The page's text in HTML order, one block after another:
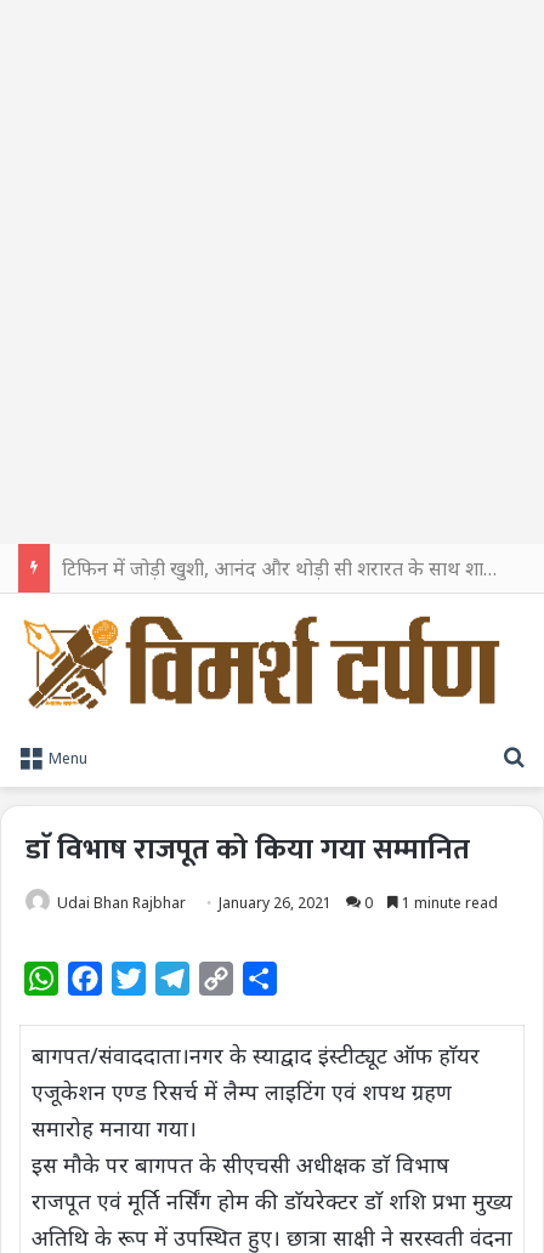
टिफिन में जोड़ी खुशी, आनंद और थोड़ी सी शरारत के साथ शाहरुख खान ने टिफिन बॉक्स को दी हैप्पी एंडिंग
Menu
डाॅ विभाष राजपूत को किया गया सम्मानित
Udai Bhan Rajbhar January 26, 2021 0 1 minute read
W
a
t
s
p
c
e
k
i
t
l
e
m
p
y
i
k
a
r
बागपत/संवाददाता।नगर के स्याद्वाद इंस्टीट्यूट ऑफ हाॅयर
एजूकेशन एण्ड रिसर्च में लैम्प लाइटिंग एवं शपथ ग्रहण
समारोह मनाया गया।
इस मौके पर बागपत के सीएचसी अधीक्षक डाॅ विभाष
राजपूत एवं मूर्ति नर्सिंग होम की डाॅयरेक्टर डाॅ शशि प्रभा मुख्य
अतिथि के रूप में उपस्थित हुए। छात्रा साक्षी ने सरस्वती वंदना